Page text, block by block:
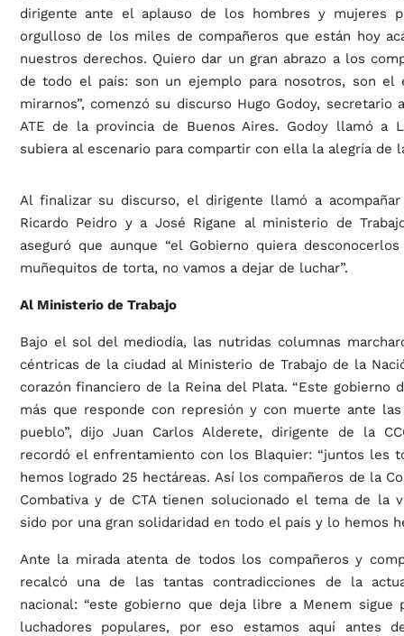
dirigente ante el aplauso de los hombres y mujeres
orgulloso de los miles de compañeros que están hoy
nuestros derechos. Quiero dar un gran abrazo a los
de todo el país: son un ejemplo para nosotros, son el
mirarnos”, comenzó su discurso Hugo Godoy, secretario
ATE de la provincia de Buenos Aires. Godoy llamó a
subiera al escenario para compartir con ella la alegría de
Al finalizar su discurso, el dirigente llamó a
Ricardo Peidro y a José Rigane al ministerio de
aseguró que aunque “el Gobierno quiera
muñequitos de torta, no vamos a dejar de luchar”.
Al Ministerio de Trabajo
Bajo el sol del mediodía, las nutridas columnas
céntricas de la ciudad al Ministerio de Trabajo de la
corazón financiero de la Reina del Plata. “Este gobierno
más que responde con represión y con muerte ante
pueblo”, dijo Juan Carlos Alderete, dirigente de la
recordó el enfrentamiento con los Blaquier: “juntos les
hemos logrado 25 hectáreas. Así los compañeros de la
Combativa y de CTA tienen solucionado el tema de la
sido por una gran solidaridad en todo el país y lo hemos
Ante la mirada atenta de todos los compañeros y
recalcó una de las tantas contradicciones de la
nacional: “este gobierno que deja libre a Menem sigue
luchadores populares, por eso estamos aquí antes